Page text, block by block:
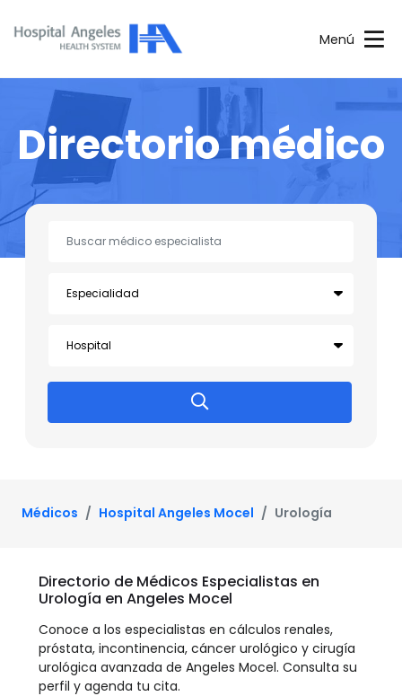
Menú
Directorio médico
Médicos Hospital Angeles Mocel Urología
Directorio de Médicos Especialistas en
Urología en Angeles Mocel
Conoce a los especialistas en cálculos renales,
próstata, incontinencia, cáncer urológico y cirugía
urológica avanzada de Angeles Mocel. Consulta su
perfil y agenda tu cita.